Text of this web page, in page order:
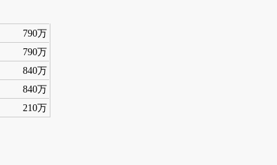
790万
790万
840万
840万
210万